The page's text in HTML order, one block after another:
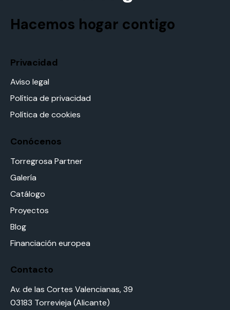
Hacemos hogar contigo
Privacidad
Aviso legal
Política de privacidad
Política de cookies
Conócenos
Torregrosa Partner
Galería
Catálogo
Proyectos
Blog
Financiación europea
Contacto
Av. de las Cortes Valencianas, 39
03183 Torrevieja (Alicante)